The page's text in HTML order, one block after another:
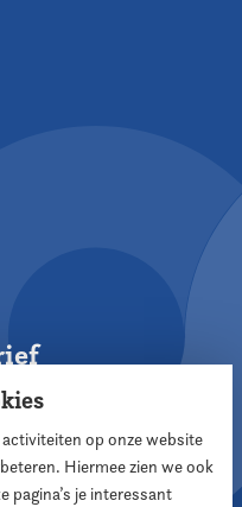
op onze website
Hiermee zien we ook
pagina’s je interessant